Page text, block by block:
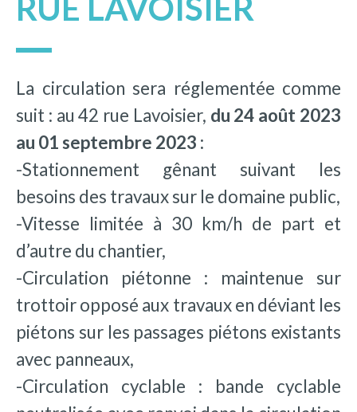
RUE LAVOISIER
La circulation sera réglementée comme
suit : au 42 rue Lavoisier, du 24 août 2023
au 01 septembre 2023 :
-Stationnement gênant suivant les
besoins des travaux sur le domaine public,
-Vitesse limitée à 30 km/h de part et
d’autre du chantier,
-Circulation piétonne : maintenue sur
trottoir opposé aux travaux en déviant les
piétons sur les passages piétons existants
avec panneaux,
-Circulation cyclable : bande cyclable